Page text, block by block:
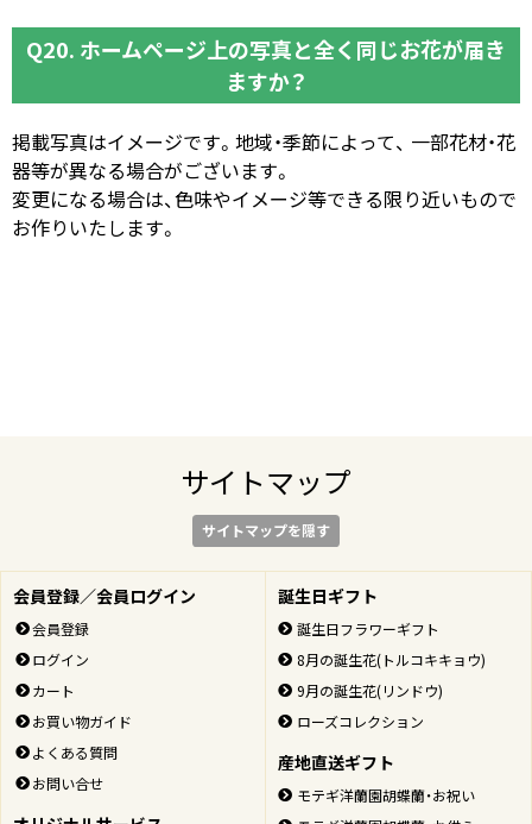
Q20. ホームページ上の写真と全く同じお花が届き
ますか？
掲載写真はイメージです。地域・季節によって、 一部花材・花
器等が異なる場合がございます。
変更になる場合は、色味やイメージ等できる限り近いもので
お作りいたします。
サイトマップ
サイトマップを隠す
会員登録／会員ログイン
会員登録
ログイン
カート
お買い物ガイド
よくある質問
お問い合せ
誕生日ギフト
誕生日フラワーギフト
8月の誕生花(トルコキキョウ)
9月の誕生花(リンドウ)
ローズコレクション
産地直送ギフト
モテギ洋蘭園胡蝶蘭・お祝い